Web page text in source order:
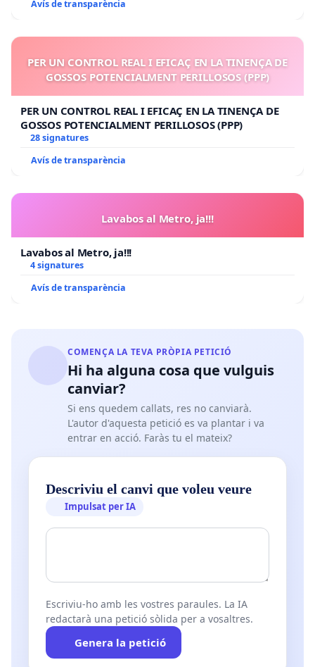
Avís de transparència
PER UN CONTROL REAL I EFICAÇ EN LA TINENÇA DE
GOSSOS POTENCIALMENT PERILLOSOS (PPP)
PER UN CONTROL REAL I EFICAÇ EN LA TINENÇA DE
GOSSOS POTENCIALMENT PERILLOSOS (PPP)
28 signatures
Avís de transparència
Lavabos al Metro, ja!!!
Lavabos al Metro, ja!!!
4 signatures
Avís de transparència
COMENÇA LA TEVA PRÒPIA PETICIÓ
Hi ha alguna cosa que vulguis
canviar?
Si ens quedem callats, res no canviarà.
L'autor d'aquesta petició es va plantar i va
entrar en acció. Faràs tu el mateix?
Descriviu el canvi que voleu veure
Impulsat per IA
Escriviu-ho amb les vostres paraules. La IA
redactarà una petició sòlida per a vosaltres.
Genera la petició